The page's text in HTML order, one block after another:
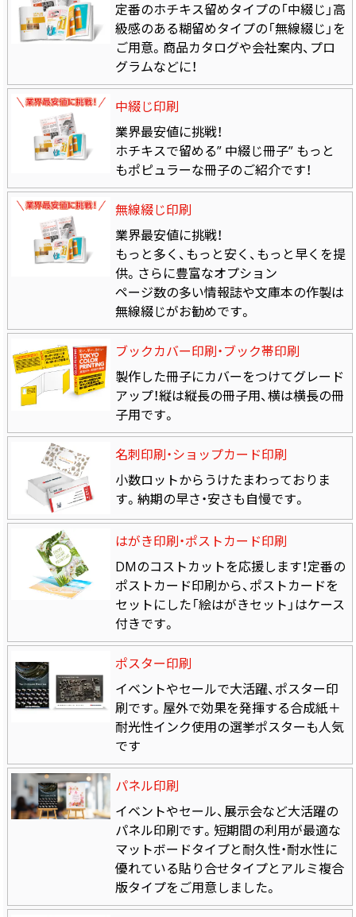
定番のホチキス留めタイプの「中綴じ」高
級感のある糊留めタイプの「無線綴じ」を
ご用意。商品カタログや会社案内、プロ
グラムなどに！
中綴じ印刷
業界最安値に挑戦！
ホチキスで留める” 中綴じ冊子” もっと
もポピュラーな冊子のご紹介です！
無線綴じ印刷
業界最安値に挑戦！
もっと多く、もっと安く、もっと早くを提
供。さらに豊富なオプション
ページ数の多い情報誌や文庫本の作製は
無線綴じがお勧めです。
ブックカバー印刷・ブック帯印刷
製作した冊子にカバーをつけてグレード
アップ！縦は縦長の冊子用、横は横長の冊
子用です。
名刺印刷・ショップカード印刷
小数ロットからうけたまわっておりま
す。納期の早さ・安さも自慢です。
はがき印刷・ポストカード印刷
DMのコストカットを応援します！定番の
ポストカード印刷から、ポストカードを
セットにした「絵はがきセット」はケース
付きです。
ポスター印刷
イベントやセールで大活躍、ポスター印
刷です。屋外で効果を発揮する合成紙＋
耐光性インク使用の選挙ポスターも人気
です
パネル印刷
イベントやセール、展示会など大活躍の
パネル印刷です。短期間の利用が最適な
マットボードタイプと耐久性・耐水性に
優れている貼り合せタイプとアルミ複合
版タイプをご用意しました。